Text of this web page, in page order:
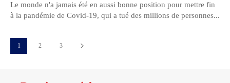
Le monde n'a jamais été en aussi bonne position pour mettre fin
à la pandémie de Covid-19, qui a tué des millions de personnes...
1 2 3